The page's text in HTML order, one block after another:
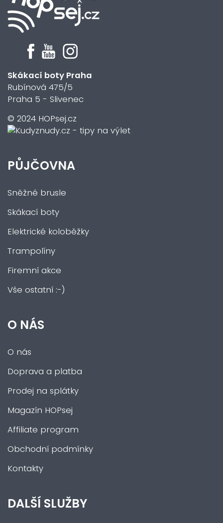
Skákací boty Praha
Rubínová 475/5
Praha 5 - Slivenec
© 2024 HOPsej.cz
PŮJČOVNA
Sněžné brusle
Skákací boty
Elektrické koloběžky
Trampolíny
Firemní akce
Vše ostatní :-)
O NÁS
O nás
Doprava a platba
Prodej na splátky
Magazín HOPsej
Affiliate program
Obchodní podmínky
Kontakty
DALŠÍ SLUŽBY